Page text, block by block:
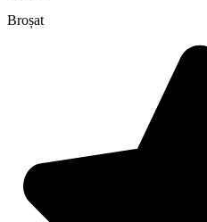
Broșat